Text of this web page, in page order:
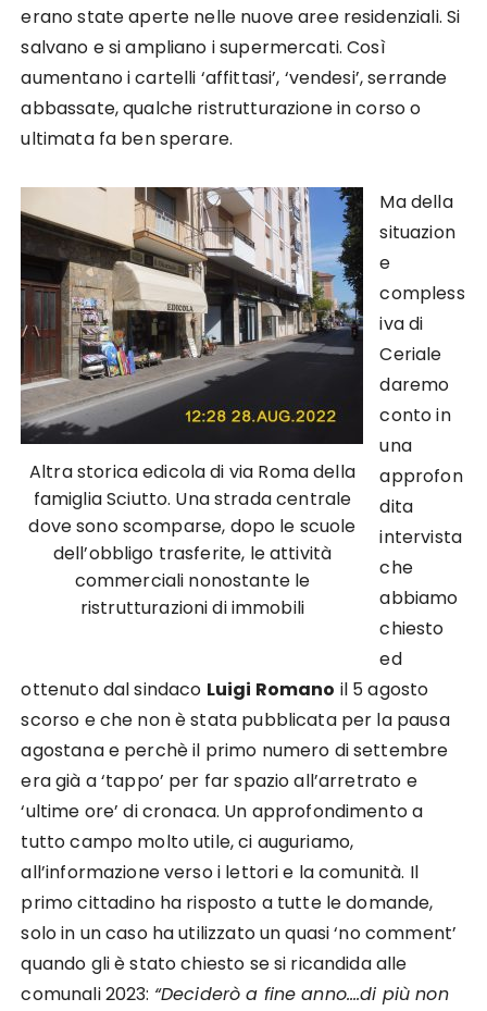
erano state aperte nelle nuove aree residenziali. Si
salvano e si ampliano i supermercati. Così
aumentano i cartelli ‘affittasi’, ‘vendesi’, serrande
abbassate, qualche ristrutturazione in corso o
ultimata fa ben sperare.
Altra storica edicola di via Roma della
famiglia Sciutto. Una strada centrale
dove sono scomparse, dopo le scuole
dell’obbligo trasferite, le attività
commerciali nonostante le
ristrutturazioni di immobili
Ma della
situazion
e
compless
iva di
Ceriale
daremo
conto in
una
approfon
dita
intervista
che
abbiamo
chiesto
ed
ottenuto dal sindaco Luigi Romano il 5 agosto
scorso e che non è stata pubblicata per la pausa
agostana e perchè il primo numero di settembre
era già a ‘tappo’ per far spazio all’arretrato e
‘ultime ore’ di cronaca. Un approfondimento a
tutto campo molto utile, ci auguriamo,
all’informazione verso i lettori e la comunità. Il
primo cittadino ha risposto a tutte le domande,
solo in un caso ha utilizzato un quasi ‘no comment’
quando gli è stato chiesto se si ricandida alle
comunali 2023: “Deciderò a fine anno….di più non